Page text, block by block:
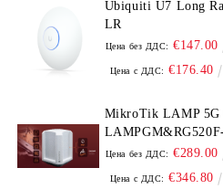
Ubiquiti U7 Long
LR
Цена без ДДС: €147.00
Цена с ДДС: €176.40
MikroTik LAMP 5G
Цена без ДДС: €289.00
Цена с ДДС: €346.80